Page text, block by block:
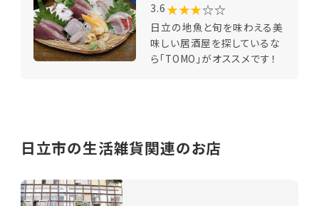
3.6 ★★★☆☆
日立の地魚と旬を味わえる美
味しい居酒屋を探しているな
ら「TOMO」がオススメです！
日立市の生活雑貨関連のお店